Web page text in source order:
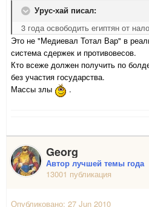
Урус-хай писал:
3 года освободить египтян от
Это не "Медиевал Тотал Вар" в
система сдержек и противовесов.
Кто всеже должен получить по
без участия государства.
Массы злы
.
Georg
Автор лучшей темы года
13001 публикация
Опубликовано: 27 Jun 2010